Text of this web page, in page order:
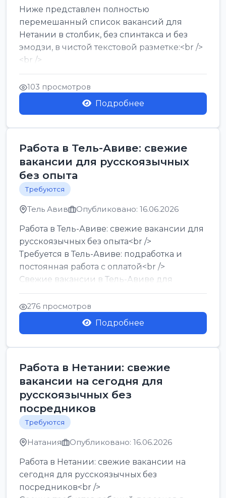
Ниже представлен полностью
перемешанный список вакансий для
Нетании в столбик, без спинтакса и без
эмодзи, в чистой текстовой разметке:<br />
<br />
Работа в Нетании на мебельном
производстве: требу...
103 просмотров
Подробнее
Работа в Тель-Авиве: свежие
вакансии для русскоязычных
без опыта
Требуются
Тель Авив Опубликовано: 16.06.2026
Работа в Тель-Авиве: свежие вакансии для
русскоязычных без опыта<br />
Требуется в Тель-Авиве: подработка и
постоянная работа с оплатой<br />
Свежие вакансии в Тель-Авиве для
мужчин и женщин от хозя...
276 просмотров
Подробнее
Работа в Нетании: свежие
вакансии на сегодня для
русскоязычных без
посредников
Требуются
Натания Опубликовано: 16.06.2026
Работа в Нетании: свежие вакансии на
сегодня для русскоязычных без
посредников<br />